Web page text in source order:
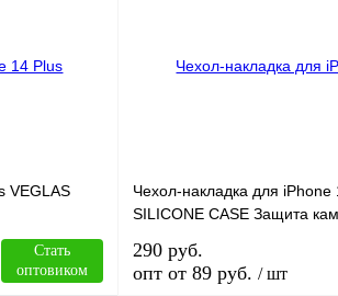
В
В избранное
VEGLAS
Стать
оптовиком
Чехол-накладка для
SILICONE CASE Защита
290 руб.
опт от 89 руб. / шт